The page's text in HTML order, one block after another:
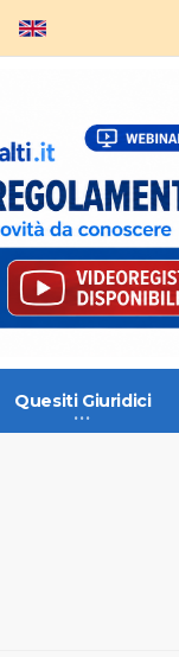
Quesiti Giuridici